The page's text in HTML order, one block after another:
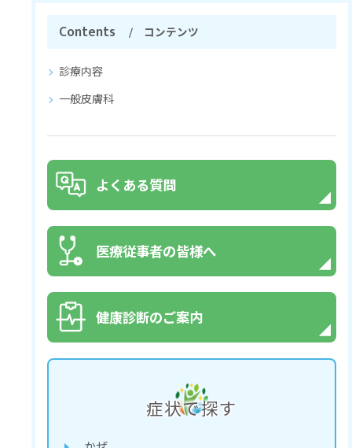
Contents コンテンツ
診療内容
一般皮膚科
よくある質問
医療従事者の皆様へ
健康診断のご案内
症状で探す